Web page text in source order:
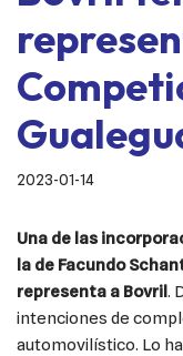
2023-01-14
Una de las
la de Facundo
representa a Bovril.
intenciones de
automovilístico. Lo